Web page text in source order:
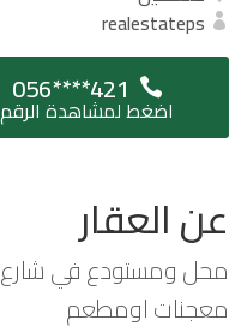
realestateps
056****421
اضغط لمشاهدة الرقم
عن العقار
محل ومستودع في شارع
معجنات اومطعم